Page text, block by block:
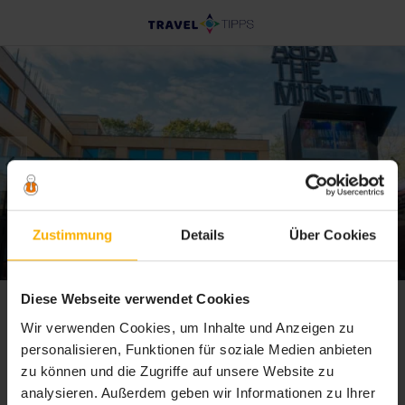
Zustimmung Details Über Cookies
Diese Webseite verwendet Cookies
Wir verwenden Cookies, um Inhalte und Anzeigen zu
personalisieren, Funktionen für soziale Medien anbieten
zu können und die Zugriffe auf unsere Website zu
analysieren. Außerdem geben wir Informationen zu Ihrer
ABBA Museum Stockholm – Das
Lebenswerk der Band
S
t
a
»Sehenswürdigkeiten
Sehenswürdigkeiten